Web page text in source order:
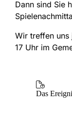
Dann sind Sie
Wir treffen uns
17 Uhr im